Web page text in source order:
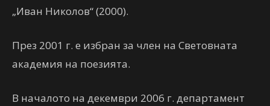
„Иван Николов“ (2000).
През 2001 г. е избран за член на Световната
академия на поезията.
В началото на декември 2006 г. департамент